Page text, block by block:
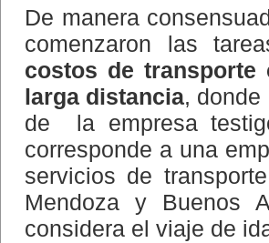
De manera
comenzaron las
costos de transporte
larga distancia,
de la empresa
corresponde a una
servicios de
Mendoza y Buenos
considera el viaje de